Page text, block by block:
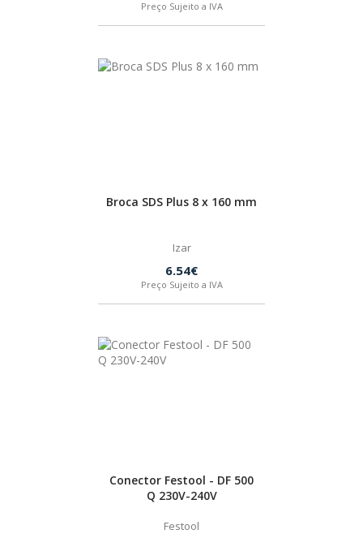
Preço Sujeito a IVA
Broca SDS Plus 8 x 160 mm
Izar
6.54€
Preço Sujeito a IVA
Conector Festool - DF 500
Q 230V-240V
Festool